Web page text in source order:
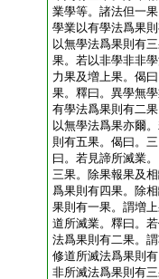
業學等。諸法但一
學業以有學法爲果
以無學法爲果則有
果。若以非學非非
力果及増上果。偈
果。釋曰。異學無
有學法爲果則有二
以無學法爲果亦爾
則有五果。偈曰。
曰。若見諦所滅業
三果。除果報果及
爲果則有四果。除
果則有一果。謂増
道所滅業。釋曰。
法爲果則有二果。
修道所滅法爲果則
非所滅法爲果則有